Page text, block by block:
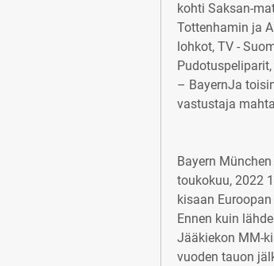
kohti Saksan-
Tottenhamin ja
lohkot, TV -
– BayernJa
vastustaja
Bayern
toukokuu, 2022
kisaan
Ennen kuin
Jääkiekon MM-
vuoden tauon